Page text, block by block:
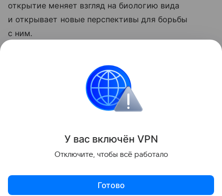
открытие меняет взгляд на биологию вида
и открывает новые перспективы для борьбы
с ним.
что квантовые технологии помогут в борьбе
с садовыми вредителями.
У вас включён VPN
Отключите, чтобы всё работало
Готово